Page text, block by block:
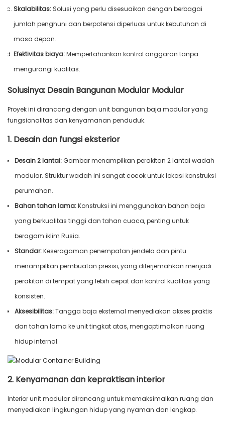
Skalabilitas: Solusi yang perlu disesuaikan dengan berbagai
jumlah penghuni dan berpotensi diperluas untuk kebutuhan di
masa depan.
Efektivitas biaya:Mempertahankan kontrol anggaran tanpa
mengurangi kualitas.
Solusinya: Desain Bangunan Modular Modular
Proyek ini dirancang dengan unit bangunan baja modular yang
fungsionalitas dan kenyamanan penduduk.
1. Desain dan fungsi eksterior
Desain 2 lantai:Gambar menampilkan perakitan 2 lantai wadah
modular. Struktur wadah ini sangat cocok untuk lokasi konstruksi
perumahan.
Bahan tahan lama:Konstruksi ini menggunakan bahan baja
yang berkualitas tinggi dan tahan cuaca, penting untuk
beragam iklim Rusia.
Standar:Keseragaman penempatan jendela dan pintu
menampilkan pembuatan presisi, yang diterjemahkan menjadi
perakitan di tempat yang lebih cepat dan kontrol kualitas yang
konsisten.
Aksesibilitas:Tangga baja eksternal menyediakan akses praktis
dan tahan lama ke unit tingkat atas, mengoptimalkan ruang
hidup internal.
2. Kenyamanan dan kepraktisan interior
Interior unit modular dirancang untuk memaksimalkan ruang dan
menyediakan lingkungan hidup yang nyaman dan lengkap.